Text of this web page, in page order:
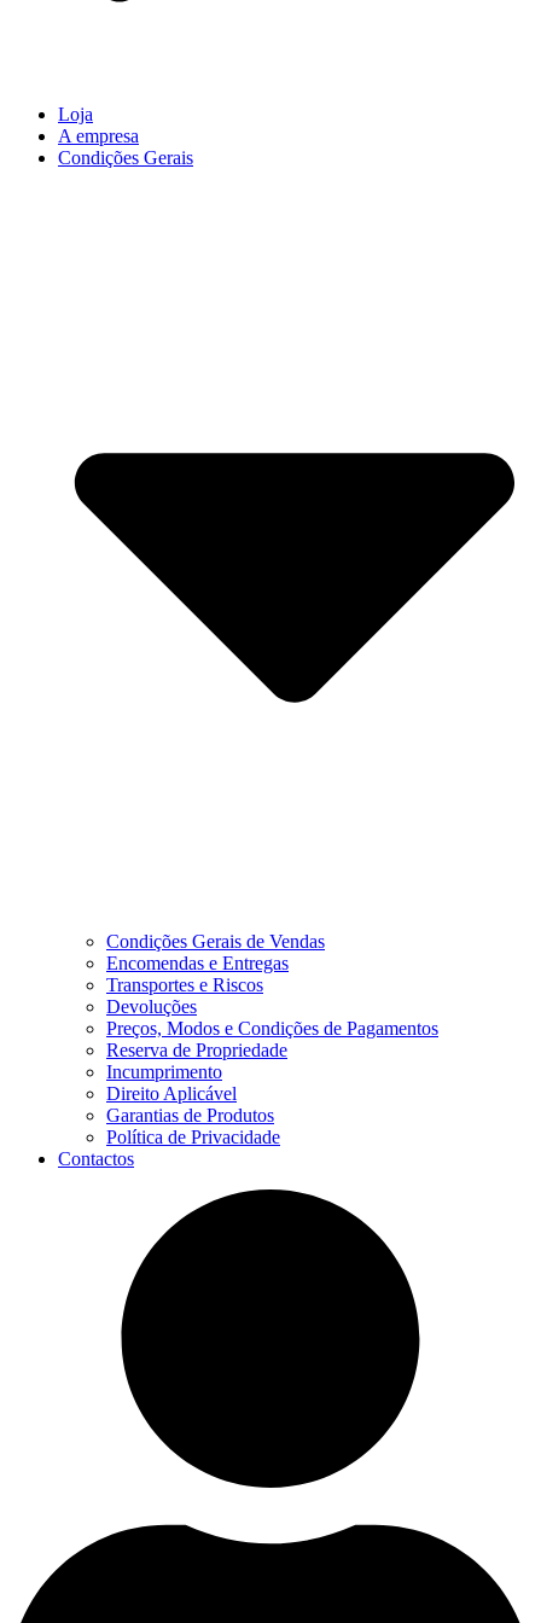
Loja
A empresa
Condições Gerais
Condições Gerais de Vendas
Encomendas e Entregas
Transportes e Riscos
Devoluções
Preços, Modos e Condições de Pagamentos
Reserva de Propriedade
Incumprimento
Direito Aplicável
Garantias de Produtos
Política de Privacidade
Contactos